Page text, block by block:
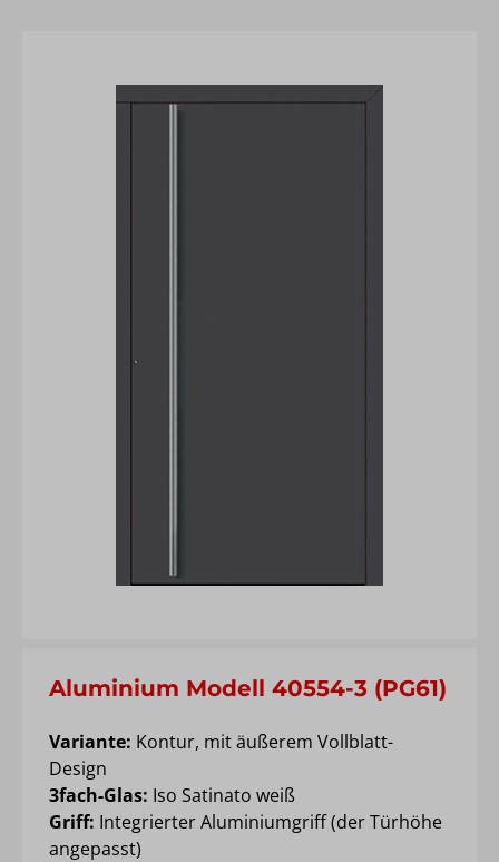
Aluminium Modell 40554-3 (PG61)
Variante: Kontur, mit äußerem Vollblatt-
Design
3fach-Glas: Iso Satinato weiß
Griff: Integrierter Aluminiumgriff (der Türhöhe
angepasst)